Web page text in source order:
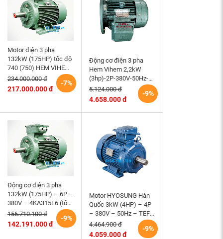
Motor điện 3 pha
132kW (175HP) tốc độ
740 (750) HEM VIHEM
(Việt Hung) điện cơ Hà
Nội
-7%
234.000.000 đ
217.000.000 đ
Động cơ điện 3 pha
Hem Vihem 2,2kW
(3hp)-2P-380V-50Hz-
3K100S2-B5- tốc độ
2860~3000 r/min (kiểu
-9%
5.124.000 đ
4.658.000 đ
Động cơ điện 3 pha
132kW (175HP) – 6P –
380V – 4KA315L6 (tốc
độ 990 ~1000RPM)
HEM VIHEM (Việt
Hung) điện cơ Hà Nội
-9%
156.710.100 đ
142.191.000 đ
Motor HYOSUNG Hàn
Quốc 3kW (4HP) – 4P
– 380V – 50Hz – TEFC
– 100L – B3 (tốc độ
1500 r/min)
-9%
4.464.900 đ
4.059.000 đ